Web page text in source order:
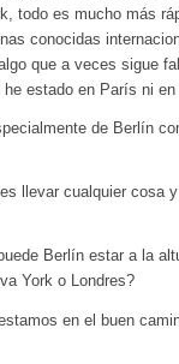
todo es mucho más
conocidas
que a veces sigue
he estado en París ni en
de Berlín
llevar cualquier cosa
Berlín estar a la
York o Londres?
en el buen